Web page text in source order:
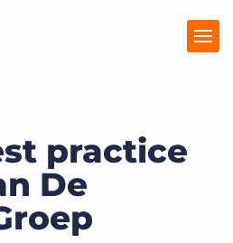
practice
De